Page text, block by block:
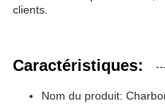
clients.
Caractéristiques:
Nom du produit: